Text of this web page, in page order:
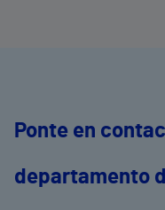
Ponte en
departamento